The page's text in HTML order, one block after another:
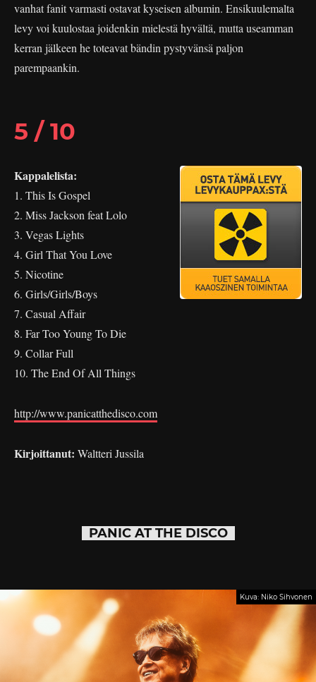
vanhat fanit varmasti ostavat kyseisen albumin. Ensikuulemalta
levy voi kuulostaa joidenkin mielestä hyvältä, mutta useamman
kerran jälkeen he toteavat bändin pystyvänsä paljon
parempaankin.
5 / 10
Kappalelista:
1. This Is Gospel
2. Miss Jackson feat Lolo
3. Vegas Lights
4. Girl That You Love
5. Nicotine
6. Girls/Girls/Boys
7. Casual Affair
8. Far Too Young To Die
9. Collar Full
10. The End Of All Things
http://www.panicatthedisco.com
Kirjoittanut: Waltteri Jussila
PANIC AT THE DISCO
Kuva: Niko Sihvonen